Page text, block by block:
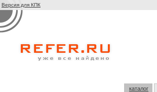
Версия для КПК
каталог